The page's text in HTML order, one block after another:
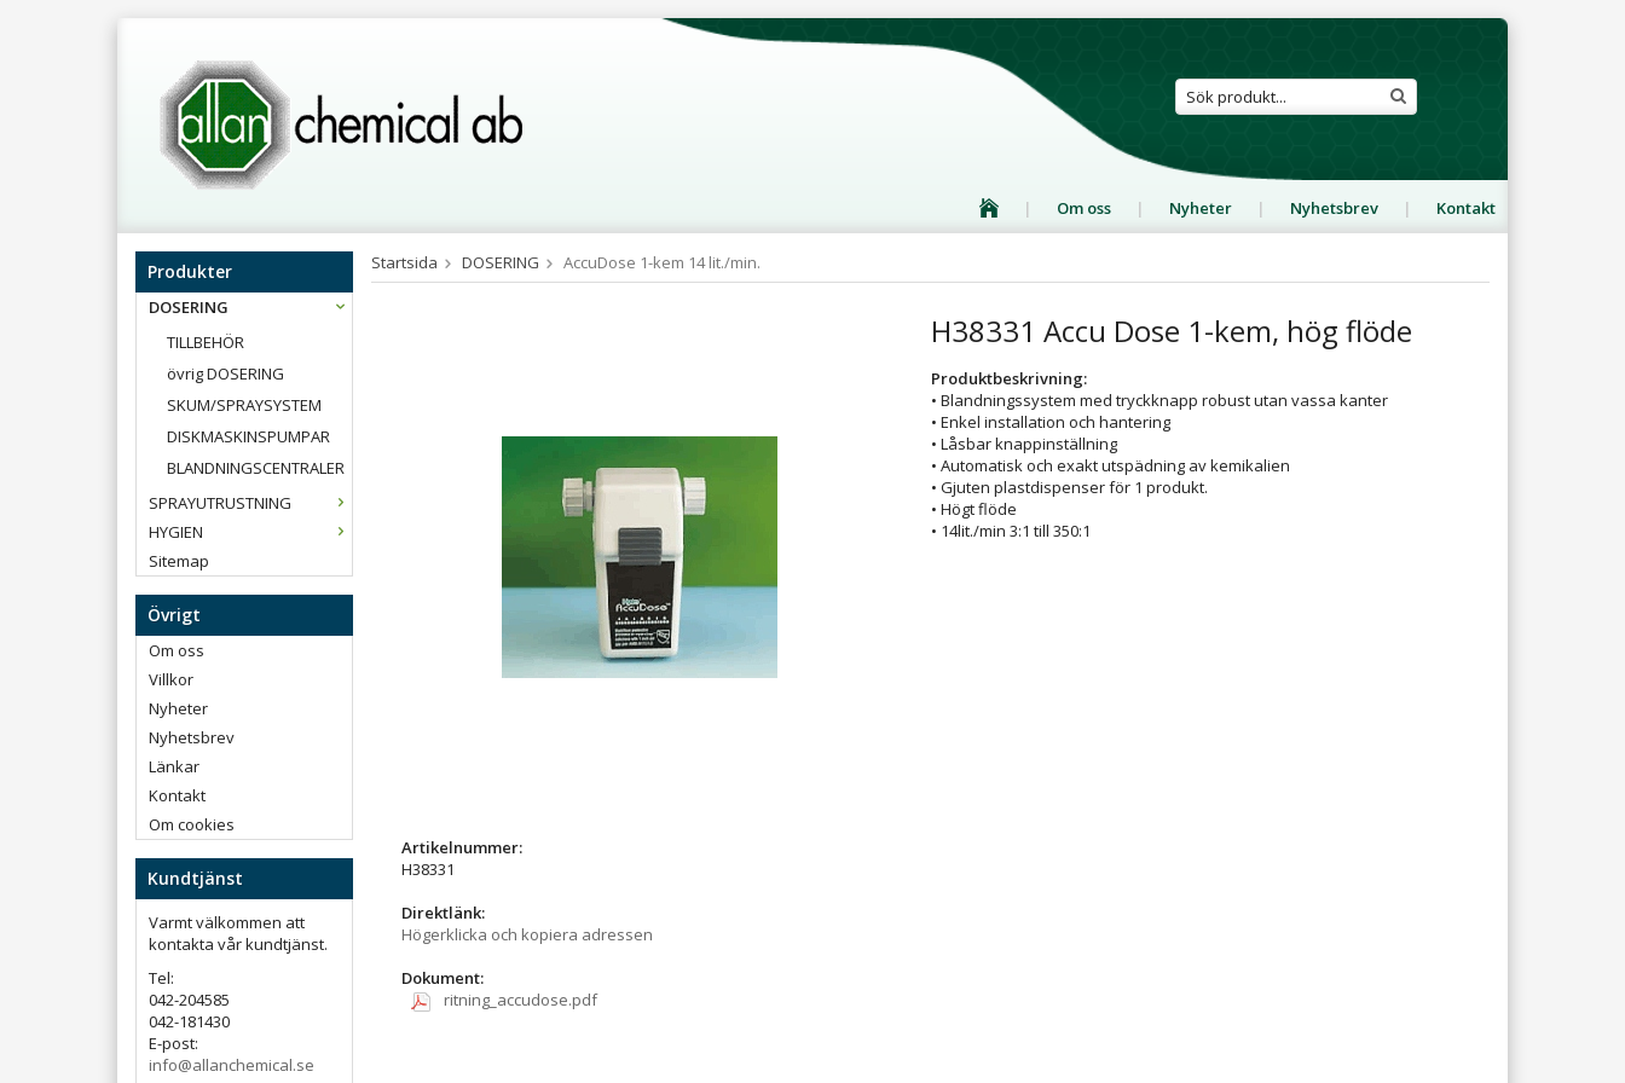
Om oss Nyheter Nyhetsbrev Kontakt
Produkter
DOSERING
TILLBEHÖR
övrig DOSERING
SKUM/SPRAYSYSTEM
DISKMASKINSPUMPAR
BLANDNINGSCENTRALER
SPRAYUTRUSTNING
HYGIEN
Sitemap
Övrigt
Om oss
Villkor
Nyheter
Nyhetsbrev
Länkar
Kontakt
Om cookies
Kundtjänst
Varmt välkommen att
kontakta vår kundtjänst.
Tel:
042-204585
042-181430
E-post:
info@allanchemical.se
Startsida DOSERING AccuDose 1-kem 14 lit./min.
H38331 Accu Dose 1-kem, hög flöde
Produktbeskrivning:
• Blandningssystem med tryckknapp robust utan vassa kanter
• Enkel installation och hantering
• Låsbar knappinställning
• Automatisk och exakt utspädning av kemikalien
• Gjuten plastdispenser för 1 produkt.
• Högt flöde
• 14lit./min 3:1 till 350:1
Artikelnummer:
H38331
Direktlänk:
Högerklicka och kopiera adressen
Dokument:
ritning_accudose.pdf